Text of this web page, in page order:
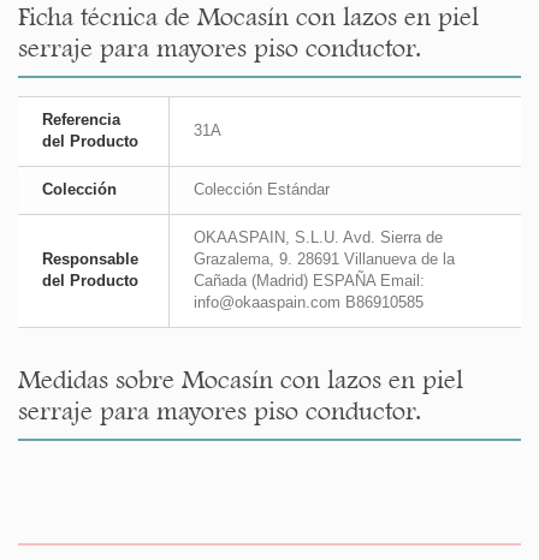
Ficha técnica de Mocasín con lazos en piel
serraje para mayores piso conductor.
Referencia
del Producto
31A
Colección Colección Estándar
Responsable
del Producto
OKAASPAIN, S.L.U. Avd. Sierra de
Grazalema, 9. 28691 Villanueva de la
Cañada (Madrid) ESPAÑA Email:
info@okaaspain.com B86910585
Medidas sobre Mocasín con lazos en piel
serraje para mayores piso conductor.